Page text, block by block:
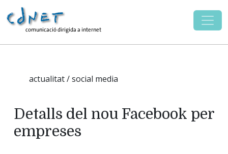
actualitat / social media
Detalls del nou Facebook per
empreses